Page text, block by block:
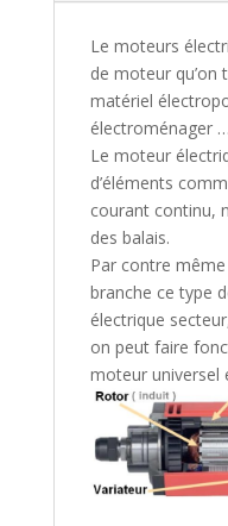
Le moteurs
de moteur qu’on
matériel
électroménager …
Le moteur
d’éléments
courant continu,
des balais.
Par contre
branche ce type
électrique
on peut faire
moteur universel